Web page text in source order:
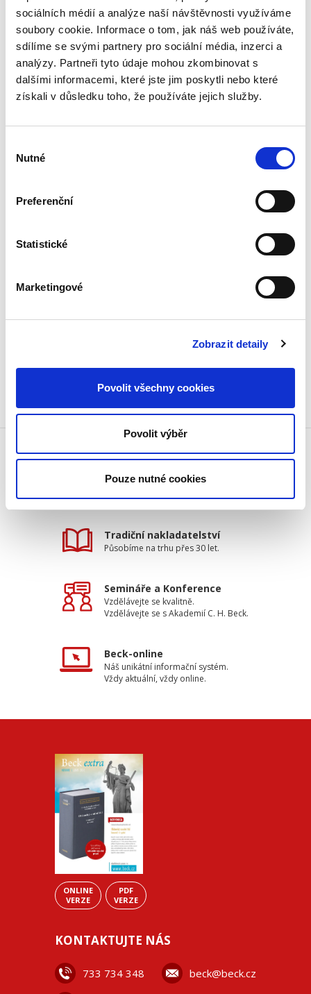
sociálních médií a analýze naší návštěvnosti využíváme
soubory cookie. Informace o tom, jak náš web používáte,
sdílíme se svými partnery pro sociální média, inzerci a
analýzy. Partneři tyto údaje mohou zkombinovat s
dalšími informacemi, které jste jim poskytli nebo které
získali v důsledku toho, že používáte jejich služby.
souhlasu
Nutné
Preferenční
Statistické
Marketingové
Zobrazit detaily
Povolit všechny cookies
Povolit výběr
Pouze nutné cookies
sporném. Po teoretickém vymezení
poučovací povinnosti představuje její
historické souvislosti a následně rozebírá
současnou právní úpravu, přičemž
komplikované situace popisuje na
příkladech z praxe. Inspiraci hledá též v
sousedních zemích.
Detaily
ISBN:978-80-7400-463-6
Získejte dopravu zdarma
Tradiční nakladatelství
Působíme na trhu přes 30 let.
Semináře a Konference
Vzdělávejte se kvalitně.
Vzdělávejte se s Akademií C. H. Beck.
Beck-online
Náš unikátní informační systém.
Vždy aktuální, vždy online.
ONLINE
VERZE
PDF
VERZE
KONTAKTUJTE NÁS
733 734 348 beck@beck.cz